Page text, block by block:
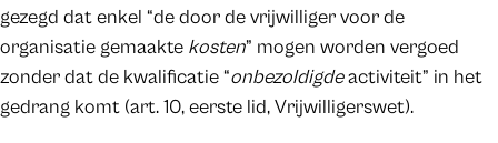
gezegd dat enkel “de door de vrijwilliger voor de
organisatie gemaakte kosten” mogen worden vergoed
zonder dat de kwalificatie “onbezoldigdeactiviteit” in het
gedrang komt (art. 10, eerste lid, Vrijwilligerswet).